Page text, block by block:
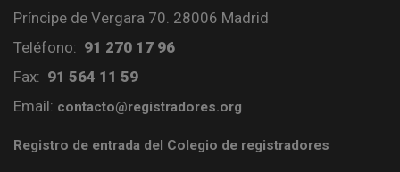
Príncipe de Vergara 70. 28006 Madrid
Teléfono: 91 270 17 96
Fax: 91 564 11 59
Email: contacto@registradores.org
Registro de entrada del Colegio de registradores